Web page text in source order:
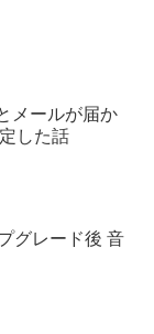
メールが届か
した話
グレード後 音